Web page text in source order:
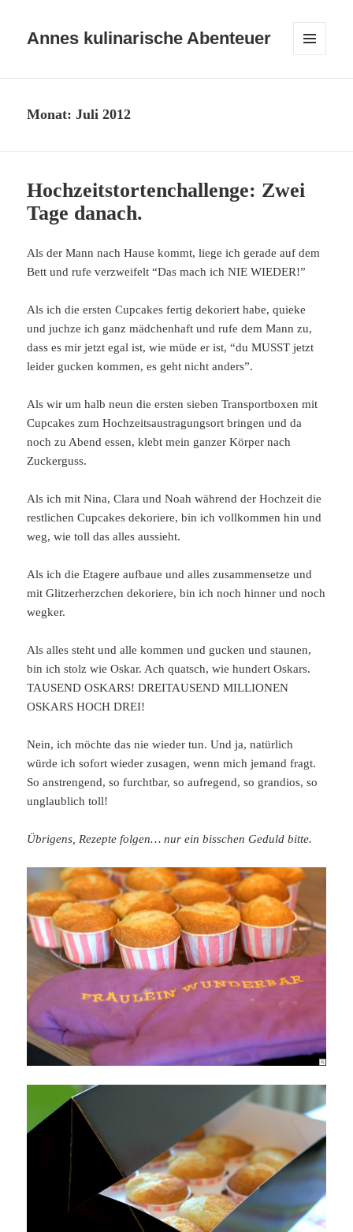
Annes kulinarische Abenteuer
Monat:Juli 2012
Hochzeitstortenchallenge: Zwei
Tage danach.
Als der Mann nach Hause kommt, liege ich gerade auf dem
Bett und rufe verzweifelt “Das mach ich NIE WIEDER!”
Als ich die ersten Cupcakes fertig dekoriert habe, quieke
und juchze ich ganz mädchenhaft und rufe dem Mann zu,
dass es mir jetzt egal ist, wie müde er ist, “du MUSST jetzt
leider gucken kommen, es geht nicht anders”.
Als wir um halb neun die ersten sieben Transportboxen mit
Cupcakes zum Hochzeitsaustragungsort bringen und da
noch zu Abend essen, klebt mein ganzer Körper nach
Zuckerguss.
Als ich mit Nina, Clara und Noah während der Hochzeit die
restlichen Cupcakes dekoriere, bin ich vollkommen hin und
weg, wie toll das alles aussieht.
Als ich die Etagere aufbaue und alles zusammensetze und
mit Glitzerherzchen dekoriere, bin ich noch hinner und noch
wegker.
Als alles steht und alle kommen und gucken und staunen,
bin ich stolz wie Oskar. Ach quatsch, wie hundert Oskars.
TAUSEND OSKARS! DREITAUSEND MILLIONEN
OSKARS HOCH DREI!
Nein, ich möchte das nie wieder tun. Und ja, natürlich
würde ich sofort wieder zusagen, wenn mich jemand fragt.
So anstrengend, so furchtbar, so aufregend, so grandios, so
unglaublich toll!
Übrigens, Rezepte folgen… nur ein bisschen Geduld bitte.